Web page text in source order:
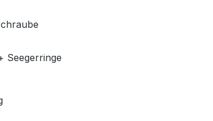
Seegerringe